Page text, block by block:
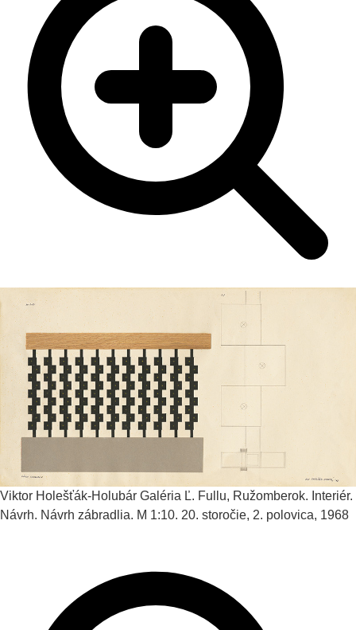
Viktor Holešťák-Holubár Galéria Ľ. Fullu, Ružomberok. Interiér.
Návrh. Návrh zábradlia. M 1:10. 20. storočie, 2. polovica, 1968